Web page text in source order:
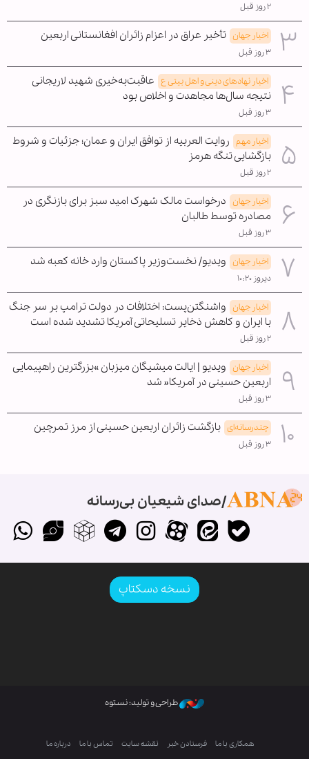
۲ روز قبل
اخبار جهان تأخیر عراق در اعزام زائران افغانستانی اربعین
۳ روز قبل
اخبار نهادهای دینی و اهل بیتی ع عاقبت‌به‌خیری شهید لاریجانی
نتیجه سال‌ها مجاهدت و اخلاص بود
۳ روز قبل
اخبار مهم روایت العربیه از توافق ایران و عمان؛ جزئیات و شروط
بازگشایی تنگه هرمز
۲ روز قبل
اخبار جهان درخواست مالک شهرک امید سبز برای بازنگری در
مصادره توسط طالبان
۳ روز قبل
اخبار جهان ویدیو/ نخست‌وزیر پاکستان وارد خانه کعبه شد
دیروز ۱۰:۲۰
اخبار جهان واشنگتن‌پست: اختلافات در دولت ترامپ بر سر جنگ
با ایران و کاهش ذخایر تسلیحاتی آمریکا تشدید شده است
۲ روز قبل
اخبار جهان ویدیو | ایالت میشیگان میزبان »بزرگترین راهپیمایی
اربعین حسینی در آمریکا« شد
۳ روز قبل
چندرسانه‌ای بازگشت زائران اربعین حسینی از مرز تمرچین
۳ روز قبل
صدای شیعیان بی‌رسانه
نسخه دسکتاپ
طراحی و تولید: نستوه
همکاری با ما فرستادن خبر نقشه سایت تماس با ما درباره ما